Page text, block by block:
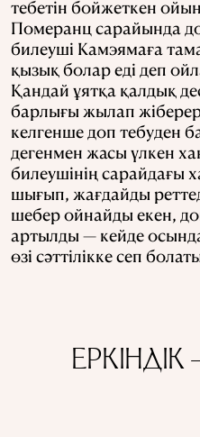
тебетін бойжеткен
Померанц сарайында
билеуші Камэямаға
қызық болар еді деп
Қандай ұятқа қалдық
барлығы жылап
келгенше доп тебуден
дегенмен жасы үлкен
билеушінің
шығып, жағдайды
шебер ойнайды екен,
артылды — кейде
өзі сәттілікке сеп